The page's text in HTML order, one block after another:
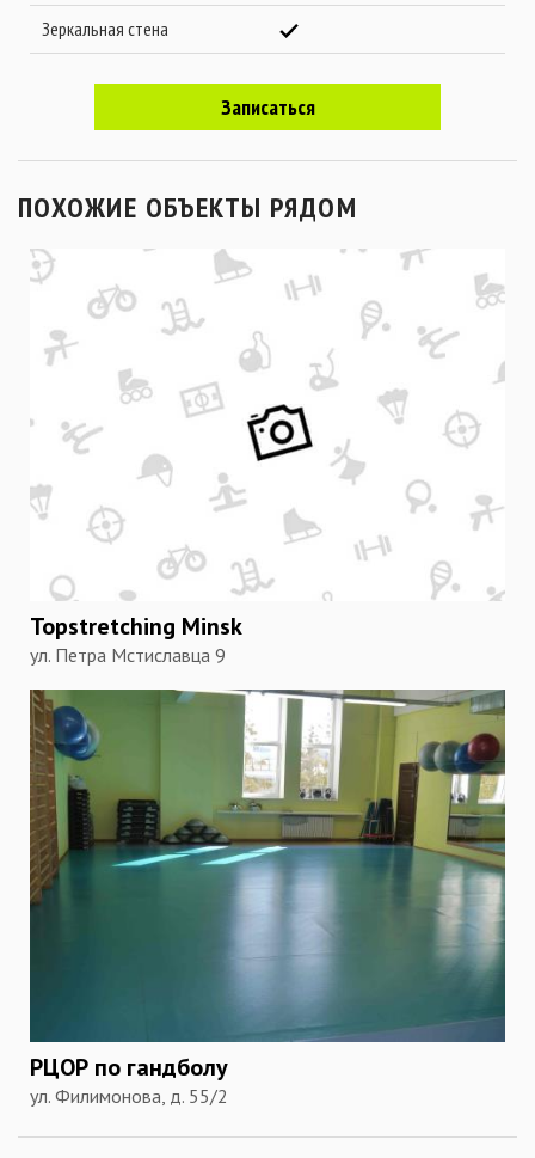
Зеркальная стена
Записаться
ПОХОЖИЕ ОБЪЕКТЫ РЯДОМ
Topstretching Minsk
ул. Петра Мстиславца 9
РЦОР по гандболу
ул. Филимонова, д. 55/2